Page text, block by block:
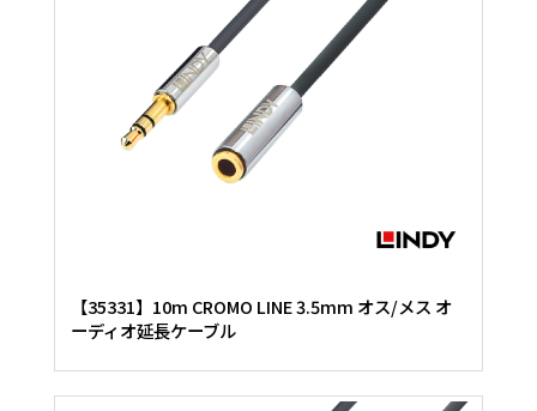
【35331】10m CROMO LINE 3.5mm オス/メス オ
ーディオ延長ケーブル